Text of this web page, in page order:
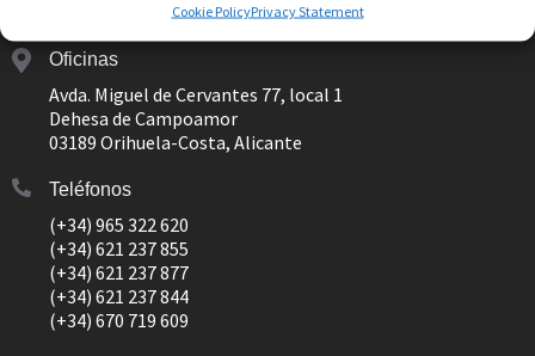
Cookie PolicyPrivacy Statement
Oficinas
Avda. Miguel de Cervantes 77, local 1
Dehesa de Campoamor
03189 Orihuela-Costa, Alicante
Teléfonos
(+34) 965 322 620
(+34) 621 237 855
(+34) 621 237 877
(+34) 621 237 844
(+34) 670 719 609